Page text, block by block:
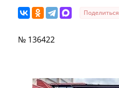
Поделиться
№ 136422